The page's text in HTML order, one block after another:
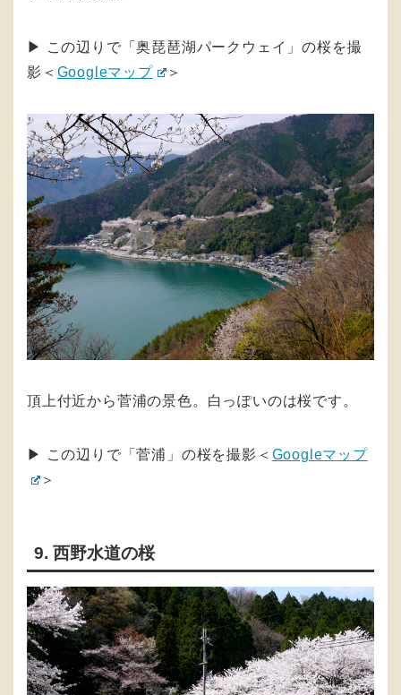
▶︎ この辺りで「奥琵琶湖パークウェイ」の桜を撮
影＜ Googleマップ ＞
頂上付近から菅浦の景色。白っぽいのは桜です。
▶︎ この辺りで「菅浦」の桜を撮影＜ Googleマップ
＞
9. 西野水道の桜